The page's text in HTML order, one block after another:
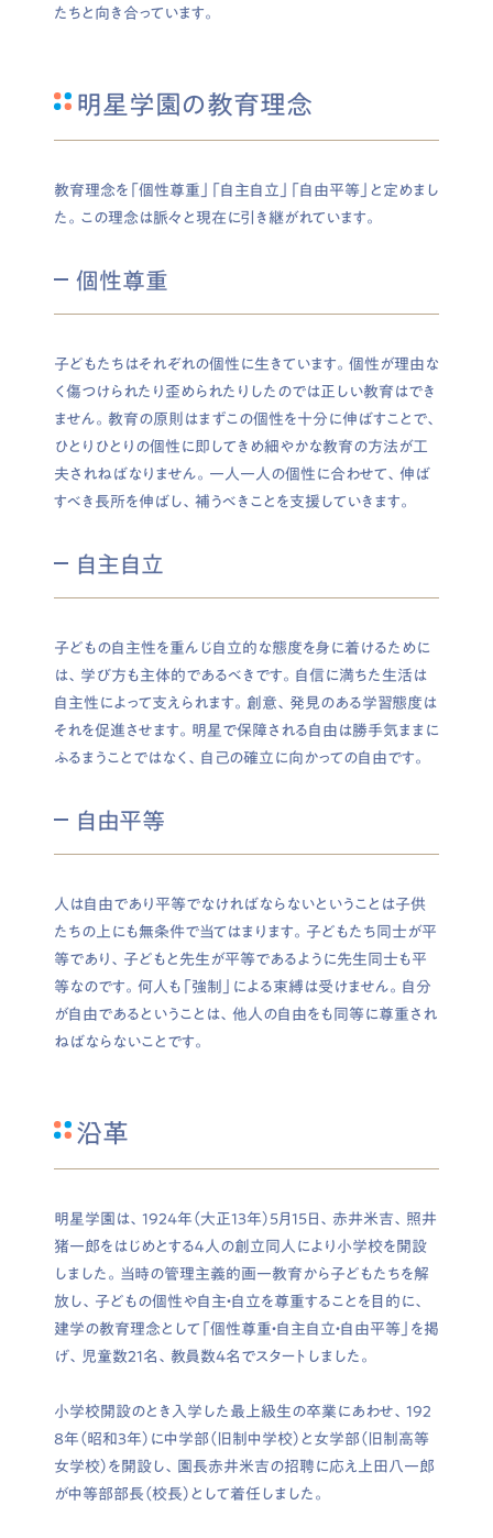
たちと向き合っています。
明星学園の教育理念
教育理念を「個性尊重」「自主自立」「自由平等」と定めまし
た。この理念は脈々と現在に引き継がれています。
個性尊重
子どもたちはそれぞれの個性に生きています。個性が理由な
く傷つけられたり歪められたりしたのでは正しい教育はでき
ません。教育の原則はまずこの個性を十分に伸ばすことで、
ひとりひとりの個性に即してきめ細やかな教育の方法が工
夫されねばなりません。一人一人の個性に合わせて、伸ば
すべき長所を伸ばし、補うべきことを支援していきます。
自主自立
子どもの自主性を重んじ自立的な態度を身に着けるために
は、学び方も主体的であるべきです。自信に満ちた生活は
自主性によって支えられます。創意、発見のある学習態度は
それを促進させます。明星で保障される自由は勝手気ままに
ふるまうことではなく、自己の確立に向かっての自由です。
自由平等
人は自由であり平等でなければならないということは子供
たちの上にも無条件で当てはまります。子どもたち同士が平
等であり、子どもと先生が平等であるように先生同士も平
等なのです。何人も「強制」による束縛は受けません。自分
が自由であるということは、他人の自由をも同等に尊重され
ねばならないことです。
沿革
明星学園は、1924年（大正13年）5月15日、赤井米吉、照井
猪一郎をはじめとする４人の創立同人により小学校を開設
しました。当時の管理主義的画一教育から子どもたちを解
放し、子どもの個性や自主・自立を尊重することを目的に、
建学の教育理念として「個性尊重・自主自立・自由平等」を掲
げ、児童数21名、教員数4名でスタートしました。
小学校開設のとき入学した最上級生の卒業にあわせ、192
8年（昭和3年）に中学部（旧制中学校）と女学部（旧制高等
女学校）を開設し、園長赤井米吉の招聘に応え上田八一郎
が中等部部長（校長）として着任しました。